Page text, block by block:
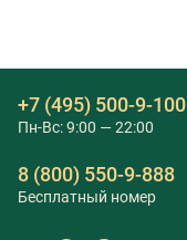
+7 (495) 500-9-100
Пн-Вс: 9:00 — 22:00
8 (800) 550-9-888
Бесплатный номер